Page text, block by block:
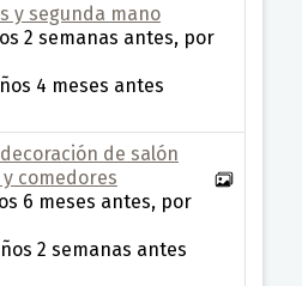
y segunda mano
2 semanas antes, por
4 meses antes
de salón
comedores
6 meses antes, por
2 semanas antes